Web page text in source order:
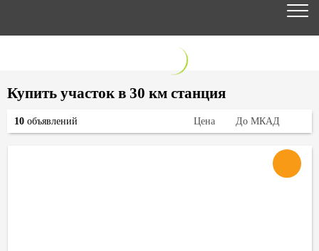
Купить участок в 30 км станция
10 объявлений Цена До МКАД